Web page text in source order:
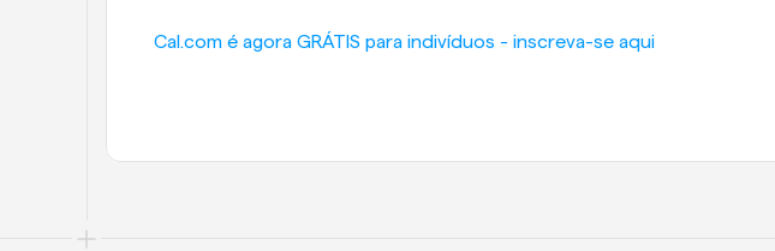
Cal.com é agora GRÁTIS para indivíduos - inscreva-se aqui